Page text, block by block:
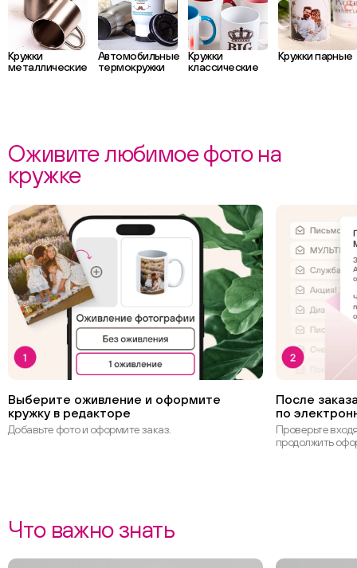
Кружки
металлические
Автомобильные
термокружки
Кружки
классические
Кружки парные
Оживите любимое фото на
кружке
Выберите оживление и оформите
кружку в редакторе
Добавьте фото и оформите заказ.
После
по
Проверьте
продолжить
Что важно знать